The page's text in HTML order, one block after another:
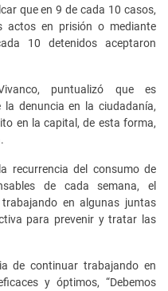
que en 9 de cada 10 casos,
actos en prisión o mediante
10 detenidos aceptaron
puntualizó que es
denuncia en la ciudadanía,
en la capital, de esta forma,
recurrencia del consumo de
de cada semana, el
en algunas juntas
para prevenir y tratar las
de continuar trabajando en
y óptimos, “Debemos